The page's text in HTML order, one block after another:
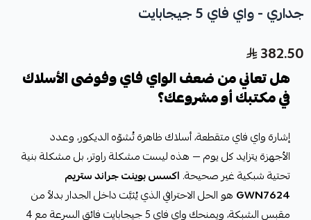
جداري - واي فاي 5 جيجابايت
382.50
هل تعاني من ضعف الواي فاي وفوضى الأسلاك
في مكتبك أو مشروعك؟
إشارة واي فاي متقطعة، أسلاك ظاهرة تُشوّه الديكور، وعدد
الأجهزة يتزايد كل يوم — هذه ليست مشكلة راوتر، بل مشكلة بنية
تحتية شبكية غير صحيحة. اكسس بوينت جراند ستريم
GWN7624 هو الحل الاحترافي الذي يُثبَّت داخل الجدار بدلاً من
مقبس الشبكة، ويمنحك واي فاي 5 جيجابايت فائق السرعة مع 4